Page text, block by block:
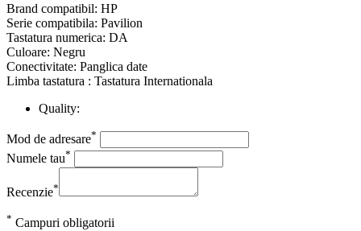
Brand compatibil: HP
Serie compatibila: Pavilion
Tastatura numerica: DA
Culoare: Negru
Conectivitate: Panglica date
Limba tastatura : Tastatura Internationala
Quality:
Mod de adresare*
Numele tau*
Recenzie*
* Campuri obligatorii